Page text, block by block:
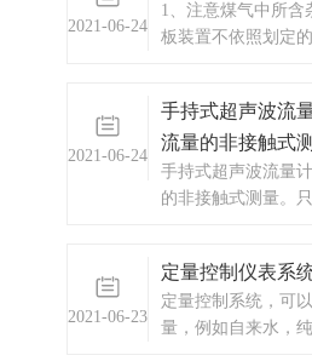
2021-06-24
1、注意煤气中所含
板装置不依照划定
稳固的情形，从而
度;另有一点，那就
2021-06-24
手持式超声波流
流量的非接触式
手持式超声波流量
的非接触式测量。
点。
2021-06-23
定量控制仪表系
定量控制系统，可
量，例如自来水，